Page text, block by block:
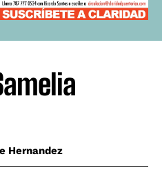
Hernandez